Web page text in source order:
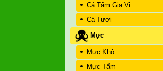
Cá Tẩm Gia Vị
Cá Tươi
Mực
Mực Khô
Mực Tẩm